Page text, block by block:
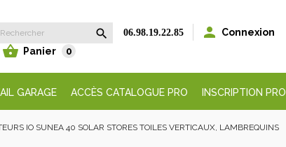
 06.98.19.22.85  Connexion
 Panier 0
GARAGE ACCÈS CATALOGUE PRO INSCRIPTION PRO
IO SUNEA 40 SOLAR STORES TOILES VERTICAUX, LAMBREQUINS